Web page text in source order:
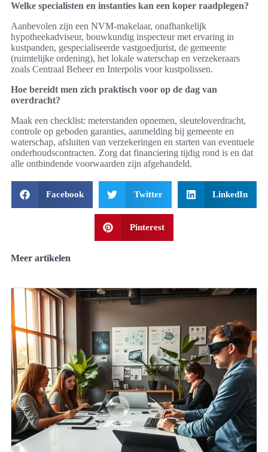
Welke specialisten en instanties kan een koper raadplegen?
Aanbevolen zijn een NVM-makelaar, onafhankelijk
hypotheekadviseur, bouwkundig inspecteur met ervaring in
kustpanden, gespecialiseerde vastgoedjurist, de gemeente
(ruimtelijke ordening), het lokale waterschap en verzekeraars
zoals Centraal Beheer en Interpolis voor kustpolissen.
Hoe bereidt men zich praktisch voor op de dag van
overdracht?
Maak een checklist: meterstanden opnemen, sleuteloverdracht,
controle op geboden garanties, aanmelding bij gemeente en
waterschap, afsluiten van verzekeringen en starten van eventuele
onderhoudscontracten. Zorg dat financiering tijdig rond is en dat
alle ontbindende voorwaarden zijn afgehandeld.
Facebook Twitter LinkedIn
Pinterest
Meer artikelen